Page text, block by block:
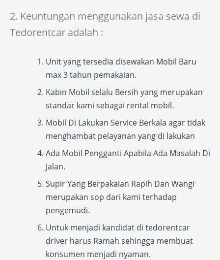
2. Keuntungan menggunakan jasa sewa di
Tedorentcar adalah :
Unit yang tersedia disewakan Mobil Baru
max 3 tahun pemakaian.
Kabin Mobil selalu Bersih yang merupakan
standar kami sebagai rental mobil.
Mobil Di Lakukan Service Berkala agar tidak
menghambat pelayanan yang di lakukan
Ada Mobil Pengganti Apabila Ada Masalah Di
Jalan.
Supir Yang Berpakaian Rapih Dan Wangi
merupakan sop dari kami terhadap
pengemudi.
Untuk menjadi kandidat di tedorentcar
driver harus Ramah sehingga membuat
konsumen menjadi nyaman.